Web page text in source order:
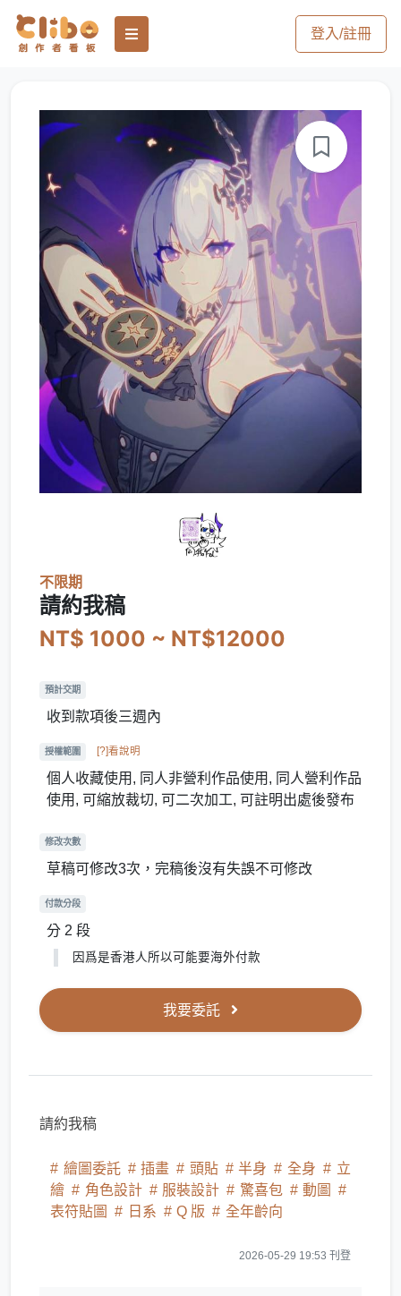
登入/註冊
不限期
請約我稿
NT$ 1000 ~ NT$12000
預計交期
收到款項後三週內
授權範圍 [?]看說明
個人收藏使用, 同人非營利作品使用, 同人營利作品
使用, 可縮放裁切, 可二次加工, 可註明出處後發布
修改次數
草稿可修改3次，完稿後沒有失誤不可修改
付款分段
分 2 段
因爲是香港人所以可能要海外付款
我要委託
請約我稿
繪圖委託 插畫 頭貼 半身 全身
立
繪
角色設計 服裝設計 驚喜包
動圖
表符貼圖
日系 Q 版 全年齡向
2026-05-29 19:53 刊登